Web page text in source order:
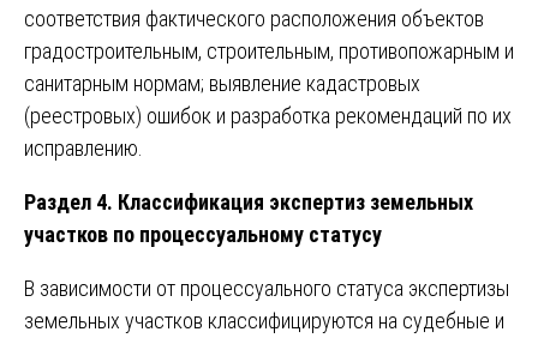
соответствия фактического расположения объектов
градостроительным, строительным, противопожарным и
санитарным нормам; выявление кадастровых
(реестровых) ошибок и разработка рекомендаций по их
исправлению.
Раздел 4. Классификация экспертиз земельных
участков по процессуальному статусу
В зависимости от процессуального статуса экспертизы
земельных участков классифицируются на судебные и